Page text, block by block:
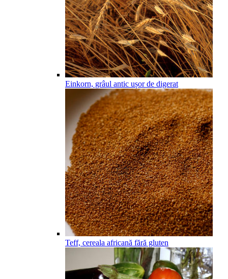
Einkorn, grâul antic ușor de digerat
Teff, cereala africană fără gluten